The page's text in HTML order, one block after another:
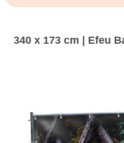
340 x 173 cm | Efeu